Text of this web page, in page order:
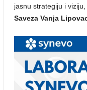
jasnu strategiju i
Saveza Vanja